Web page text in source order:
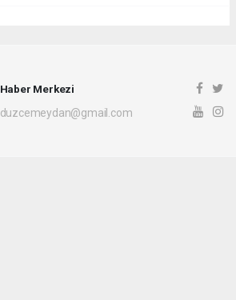
Haber Merkezi
duzcemeydan@gmail.com